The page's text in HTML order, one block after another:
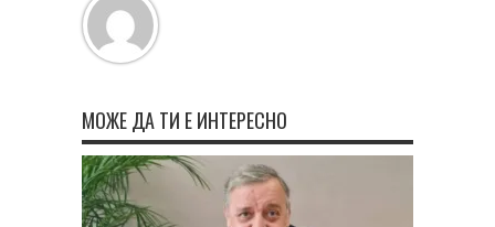
МОЖЕ ДА ТИ Е ИНТЕРЕСНО